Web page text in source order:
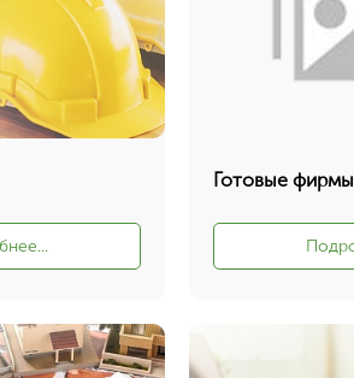
Готовые фирмы